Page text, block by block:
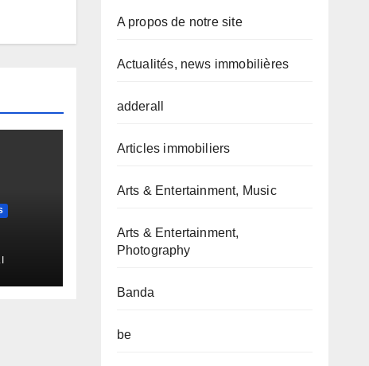
A propos de notre site
Actualités, news immobilières
adderall
Articles immobiliers
Arts & Entertainment, Music
Arts & Entertainment,
Photography
Banda
be